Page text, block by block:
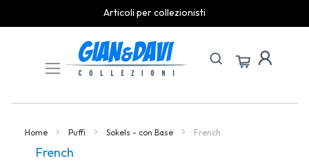
Articoli per collezionisti
Content
Home Puffi Sokels - con Base French
French